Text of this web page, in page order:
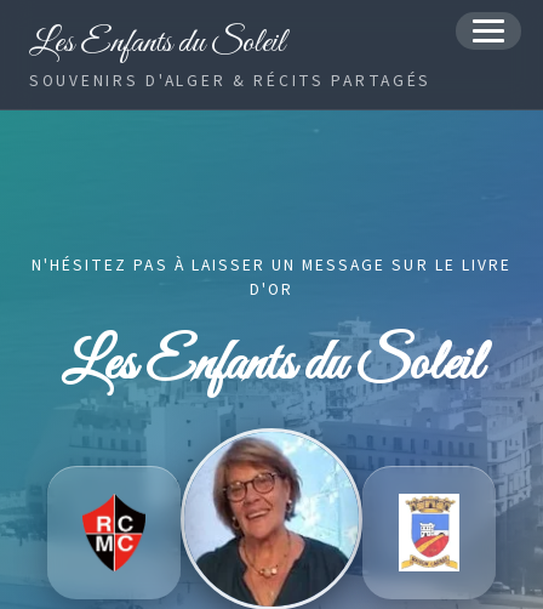
Les Enfants du Soleil
SOUVENIRS D'ALGER & RÉCITS PARTAGÉS
MENU
N'HÉSITEZ PAS À LAISSER UN MESSAGE SUR LE LIVRE
D'OR
Les Enfants du Soleil